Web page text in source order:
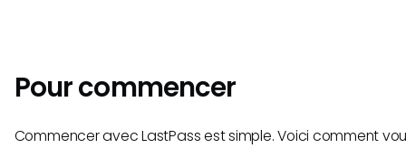
Pour commencer
Commencer avec LastPass est simple. Voici comment